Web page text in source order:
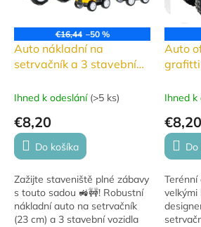
€16,44 –50 %
Auto nákladní na
setrvačník a 3 stavební
Ihned k odeslání (>5 ks)
€8,20
Do košíka
Zažijte staveniště plné zábavy
s touto sadou 🚜🚧! Robustní
nákladní auto na setrvačník
(23 cm) a 3 stavební vozidla
Auto
grafitti
Ihned k
€8,20
Do
velkými